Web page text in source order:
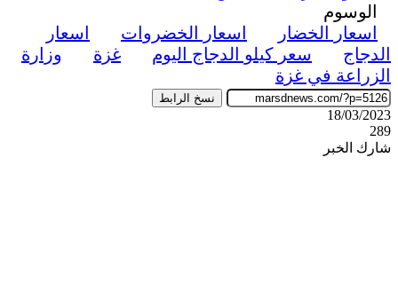
الوسوم
اسعار الخضار
اسعار الخضروات
اسعار
الدجاج
سعر كيلو الدجاج اليوم غزة
وزارة
الزراعة في غزة
نسخ الرابط
18/03/2023
289
شارك الخبر